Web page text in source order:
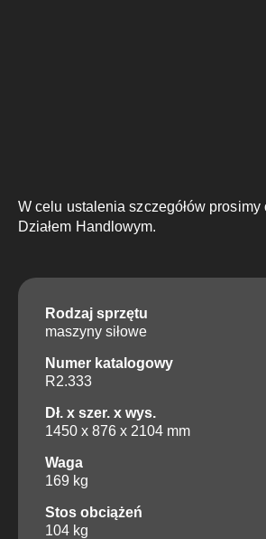
W celu ustalenia szczegółów prosimy
Działem Handlowym.
Rodzaj sprzętu
maszyny siłowe
Numer katalogowy
R2.333
Dł. x szer. x wys.
1450 x 876 x 2104 mm
Waga
169 kg
Stos obciążeń
104 kg